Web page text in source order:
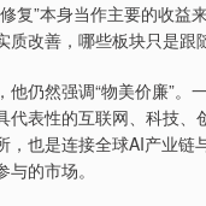
复”本身当作主要的收
改善，哪些板块只是跟
仍然强调“物美价廉”。
代表性的互联网、科技
，也是连接全球AI产业
的市场。